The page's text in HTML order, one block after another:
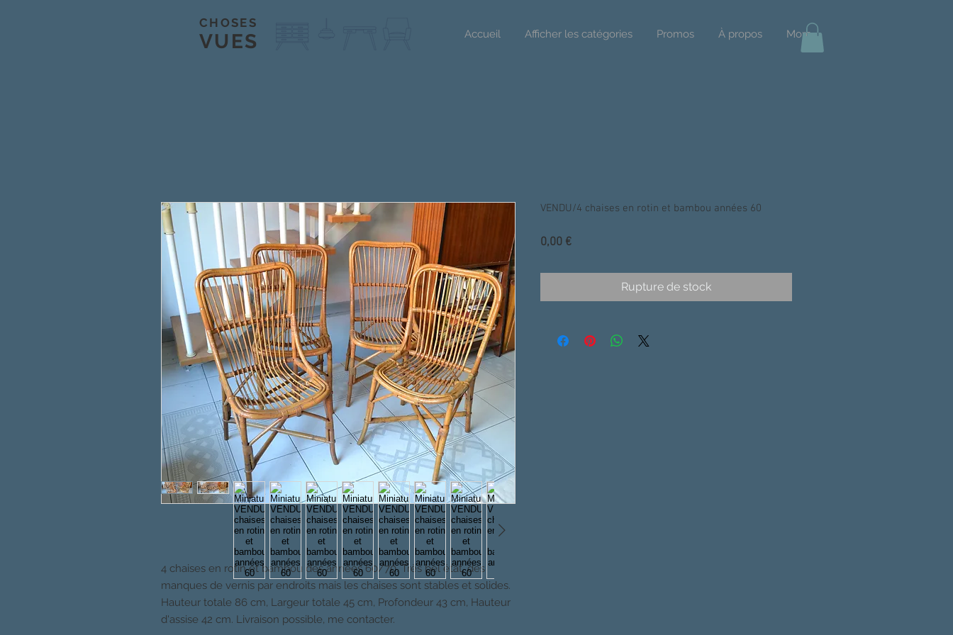
CHOSES
VUES Accueil Afficher les catégories Promos À propos More
4 chaises en rotin et bambou des années 60/70. Très bel état, des
manques de vernis par endroits mais les chaises sont stables et solides.
Hauteur totale 86 cm, Largeur totale 45 cm, Profondeur 43 cm, Hauteur
d'assise 42 cm. Livraison possible, me contacter.
VENDU/4 chaises en rotin et bambou années 60
0,00 €Prix
Rupture de stock